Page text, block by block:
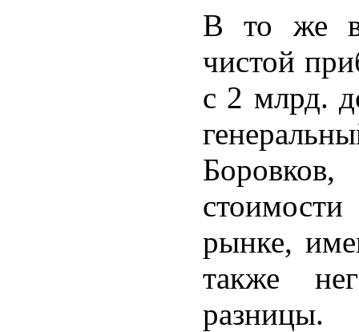
В то же
чистой
с 2 млрд.
рынке,
также
разницы.